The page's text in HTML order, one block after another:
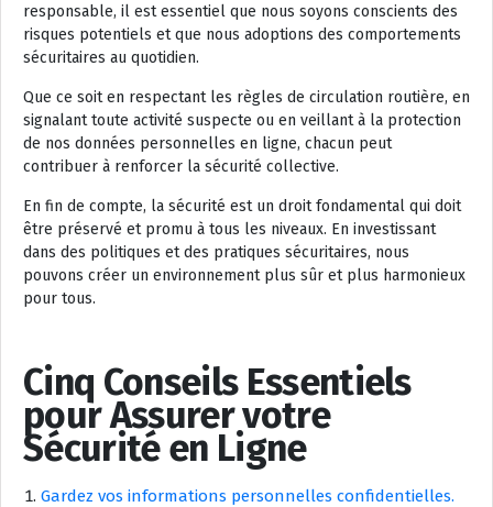
responsable, il est essentiel que nous soyons conscients des
risques potentiels et que nous adoptions des comportements
sécuritaires au quotidien.
Que ce soit en respectant les règles de circulation routière, en
signalant toute activité suspecte ou en veillant à la protection
de nos données personnelles en ligne, chacun peut
contribuer à renforcer la sécurité collective.
En fin de compte, la sécurité est un droit fondamental qui doit
être préservé et promu à tous les niveaux. En investissant
dans des politiques et des pratiques sécuritaires, nous
pouvons créer un environnement plus sûr et plus harmonieux
pour tous.
Cinq Conseils Essentiels
pour Assurer votre
Sécurité en Ligne
Gardez vos informations personnelles confidentielles.